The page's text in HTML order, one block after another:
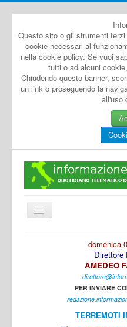
Questo sito o gli strumenti
cookie necessari al
nella cookie policy. Se vuoi
tutti o ad alcuni
Chiudendo questo banner,
un link o proseguendo la
all'uso
Cambia
navigazione
domenica
Direttore
AMEDEO
PER INVIARE
r
TERREMOTI